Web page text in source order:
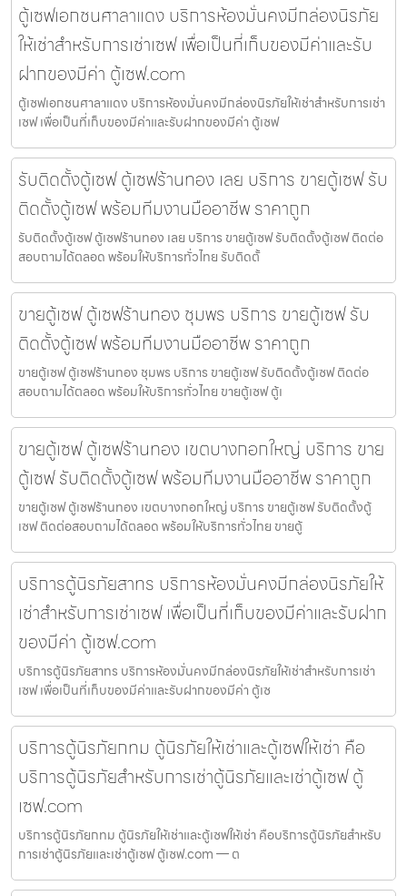
ตู้เซฟเอกชนศาลาแดง บริการห้องมั่นคงมีกล่องนิรภัย
ให้เช่าสำหรับการเช่าเซฟ เพื่อเป็นที่เก็บของมีค่าและรับ
ฝากของมีค่า ตู้เซฟ.com
ตู้เซฟเอกชนศาลาแดง บริการห้องมั่นคงมีกล่องนิรภัยให้เช่าสำหรับการเช่า
เซฟ เพื่อเป็นที่เก็บของมีค่าและรับฝากของมีค่า ตู้เซฟ
รับติดตั้งตู้เซฟ ตู้เซฟร้านทอง เลย บริการ ขายตู้เซฟ รับ
ติดตั้งตู้เซฟ พร้อมทีมงานมืออาชีพ ราคาถูก
รับติดตั้งตู้เซฟ ตู้เซฟร้านทอง เลย บริการ ขายตู้เซฟ รับติดตั้งตู้เซฟ ติดต่อ
สอบถามได้ตลอด พร้อมให้บริการทั่วไทย รับติดตั้
ขายตู้เซฟ ตู้เซฟร้านทอง ชุมพร บริการ ขายตู้เซฟ รับ
ติดตั้งตู้เซฟ พร้อมทีมงานมืออาชีพ ราคาถูก
ขายตู้เซฟ ตู้เซฟร้านทอง ชุมพร บริการ ขายตู้เซฟ รับติดตั้งตู้เซฟ ติดต่อ
สอบถามได้ตลอด พร้อมให้บริการทั่วไทย ขายตู้เซฟ ตู้เ
ขายตู้เซฟ ตู้เซฟร้านทอง เขตบางกอกใหญ่ บริการ ขาย
ตู้เซฟ รับติดตั้งตู้เซฟ พร้อมทีมงานมืออาชีพ ราคาถูก
ขายตู้เซฟ ตู้เซฟร้านทอง เขตบางกอกใหญ่ บริการ ขายตู้เซฟ รับติดตั้งตู้
เซฟ ติดต่อสอบถามได้ตลอด พร้อมให้บริการทั่วไทย ขายตู้
บริการตู้นิรภัยสาทร บริการห้องมั่นคงมีกล่องนิรภัยให้
เช่าสำหรับการเช่าเซฟ เพื่อเป็นที่เก็บของมีค่าและรับฝาก
ของมีค่า ตู้เซฟ.com
บริการตู้นิรภัยสาทร บริการห้องมั่นคงมีกล่องนิรภัยให้เช่าสำหรับการเช่า
เซฟ เพื่อเป็นที่เก็บของมีค่าและรับฝากของมีค่า ตู้เซ
บริการตู้นิรภัยกทม ตู้นิรภัยให้เช่าและตู้เซฟให้เช่า คือ
บริการตู้นิรภัยสำหรับการเช่าตู้นิรภัยและเช่าตู้เซฟ ตู้
เซฟ.com
บริการตู้นิรภัยกทม ตู้นิรภัยให้เช่าและตู้เซฟให้เช่า คือบริการตู้นิรภัยสำหรับ
การเช่าตู้นิรภัยและเช่าตู้เซฟ ตู้เซฟ.com — ต